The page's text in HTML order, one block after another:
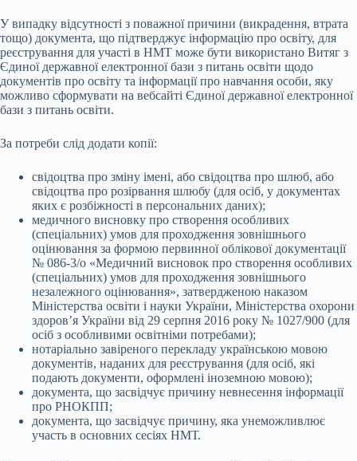
У випадку відсутності з поважної причини (викрадення, втрата
тощо) документа, що підтверджує інформацію про освіту, для
реєстрування для участі в НМТ може бути використано Витяг з
Єдиної державної електронної бази з питань освіти щодо
документів про освіту та інформації про навчання особи, яку
можливо сформувати на вебсайті Єдиної державної електронної
бази з питань освіти.
За потреби слід додати копії:
свідоцтва про зміну імені, або свідоцтва про шлюб, або
свідоцтва про розірвання шлюбу (для осіб, у документах
яких є розбіжності в персональних даних);
медичного висновку про створення особливих
(спеціальних) умов для проходження зовнішнього
оцінювання за формою первинної облікової документації
№ 086-3/о «Медичний висновок про створення особливих
(спеціальних) умов для проходження зовнішнього
незалежного оцінювання», затвердженою наказом
Міністерства освіти і науки України, Міністерства охорони
здоров’я України від 29 серпня 2016 року № 1027/900 (для
осіб з особливими освітніми потребами);
нотаріально завіреного перекладу українською мовою
документів, наданих для реєстрування (для осіб, які
подають документи, оформлені іноземною мовою);
документа, що засвідчує причину невнесення інформації
про РНОКПП;
документа, що засвідчує причину, яка унеможливлює
участь в основних сесіях НМТ.